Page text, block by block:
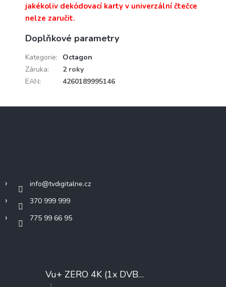
jakékoliv dekódovací karty v univerzální čtečce
nelze zaručit.
Doplňkové parametry
Kategorie:
Octagon
Záruka:
2 roky
EAN: 4260189995146
info@tvdigitalne.cz
370 999 999
775 99 66 95
Vu+ ZERO 4K (1x DVB-T2/C)